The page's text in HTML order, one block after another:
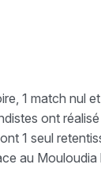
1 match nul
ont
1 seul
au